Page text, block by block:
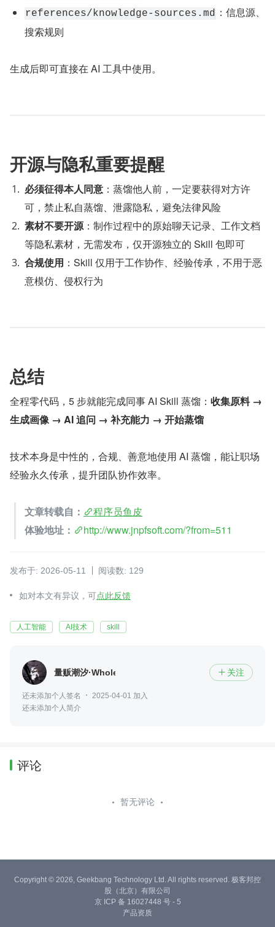
references/knowledge-sources.md ：信息源、
搜索规则
生成后即可直接在 AI 工具中使用。
开源与隐私重要提醒
必须征得本人同意 ：蒸馏他人前，一定要获得对方许
可，禁止私自蒸馏、泄露隐私，避免法律风险
素材不要开源：制作过程中的原始聊天记录、工作文档
等隐私素材，无需发布，仅开源独立的 Skill 包即可
合规使用 ：Skill 仅用于工作协作、经验传承，不用于恶
意模仿、侵权行为
总结
全程零代码，5 步就能完成同事 AI Skill 蒸馏： 收集原料 →
生成画像 → AI 追问 → 补充能力 → 开始蒸馏
技术本身是中性的，合规、善意地使用 AI 蒸馏，能让职场
经验永久传承，提升团队协作效率。
文章转载自：
程序员鱼皮
体验地址：
http://www.jnpfsoft.com/?from=511
发布于: 2026-05-11 阅读数: 129
如对本文有异议，可点此反馈
人工智能 AI技术 skill
量贩潮汐·WholesaleTide  关注
还未添加个人签名
2025-04-01 加入
还未添加个人简介
评论
暂无评论
Copyright © 2026, Geekbang Technology Ltd. All rights reserved. 极客邦控
股（北京）有限公司
京 ICP 备 16027448 号 - 5
产品资质